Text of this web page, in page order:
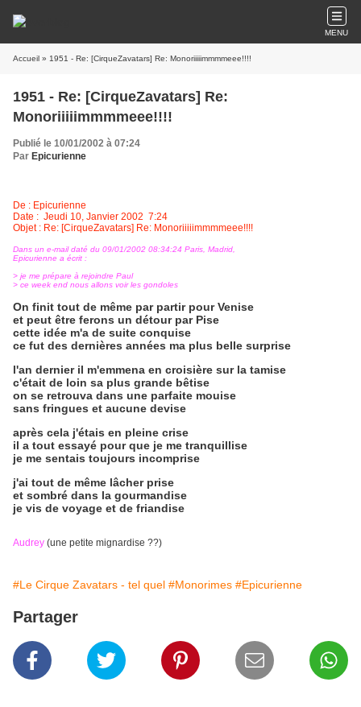
MENU
Accueil » 1951 - Re: [CirqueZavatars] Re: Monoriiiiimmmmeee!!!!
1951 - Re: [CirqueZavatars] Re:
Monoriiiiimmmmeee!!!!
Publié le 10/01/2002 à 07:24
Par Epicurienne
De : Epicurienne
Date : Jeudi 10, Janvier 2002 7:24
Objet : Re: [CirqueZavatars] Re: Monoriiiiimmmmeee!!!!
Dans un e-mail daté du 09/01/2002 08:34:24 Paris, Madrid,
Epicurienne a écrit :
> je me prépare à rejoindre Paul
> ce week end nous allons voir les gondoles
On finit tout de même par partir pour Venise
et peut être ferons un détour par Pise
cette idée m'a de suite conquise
ce fut des dernières années ma plus belle surprise
l'an dernier il m'emmena en croisière sur la tamise
c'était de loin sa plus grande bêtise
on se retrouva dans une parfaite mouise
sans fringues et aucune devise
après cela j'étais en pleine crise
il a tout essayé pour que je me tranquillise
je me sentais toujours incomprise
j'ai tout de même lâcher prise
et sombré dans la gourmandise
je vis de voyage et de friandise
Audrey (une petite mignardise ??)
#Le Cirque Zavatars - tel quel #Monorimes #Epicurienne
Partager